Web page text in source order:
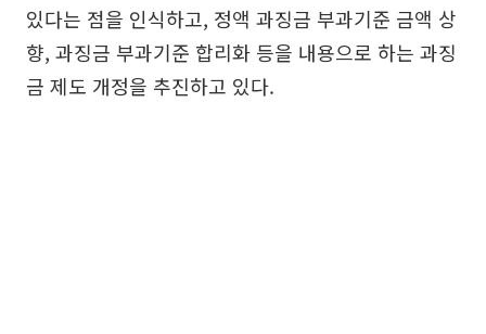
있다는 점을 인식하고, 정액 과징금 부과기준 금액 상
향, 과징금 부과기준 합리화 등을 내용으로 하는 과징
금 제도 개정을 추진하고 있다.